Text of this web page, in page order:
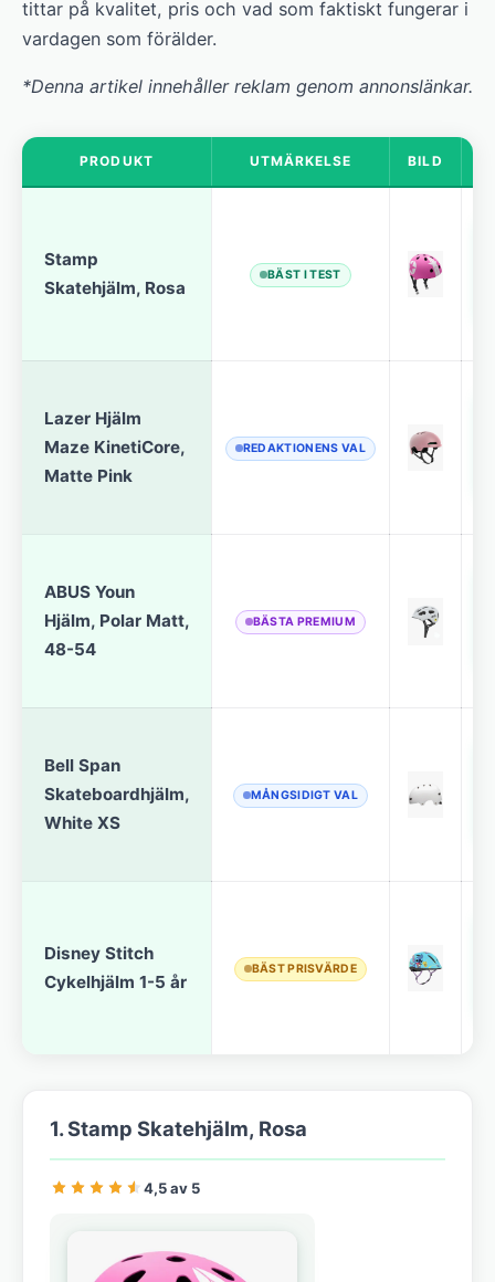
tittar på kvalitet, pris och vad som faktiskt fungerar i
vardagen som förälder.
*Denna artikel innehåller reklam genom annonslänkar.
PRODUKT UTMÄRKELSE BILD
Stamp
Skatehjälm, Rosa
BÄST I TEST
Lazer Hjälm
Maze KinetiCore,
Matte Pink
REDAKTIONENS VAL
ABUS Youn
Hjälm, Polar Matt,
48-54
BÄSTA PREMIUM
Bell Span
Skateboardhjälm,
White XS
MÅNGSIDIGT VAL
Disney Stitch
Cykelhjälm 1-5 år
BÄST PRISVÄRDE
1. Stamp Skatehjälm, Rosa
4,5 av 5